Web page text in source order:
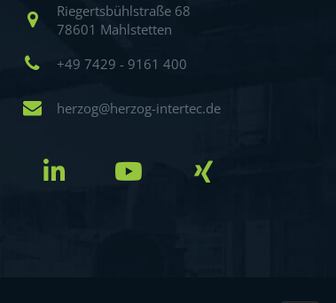
Riegertsbühlstraße 68
78601 Mahlstetten
+49 7429 - 9161 400
herzog@herzog-intertec.de